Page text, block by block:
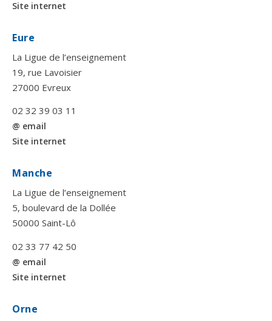
Site internet
Eure
La Ligue de l’enseignement
19, rue Lavoisier
27000 Evreux
02 32 39 03 11
@ email
Site internet
Manche
La Ligue de l’enseignement
5, boulevard de la Dollée
50000 Saint-Lô
02 33 77 42 50
@ email
Site internet
Orne